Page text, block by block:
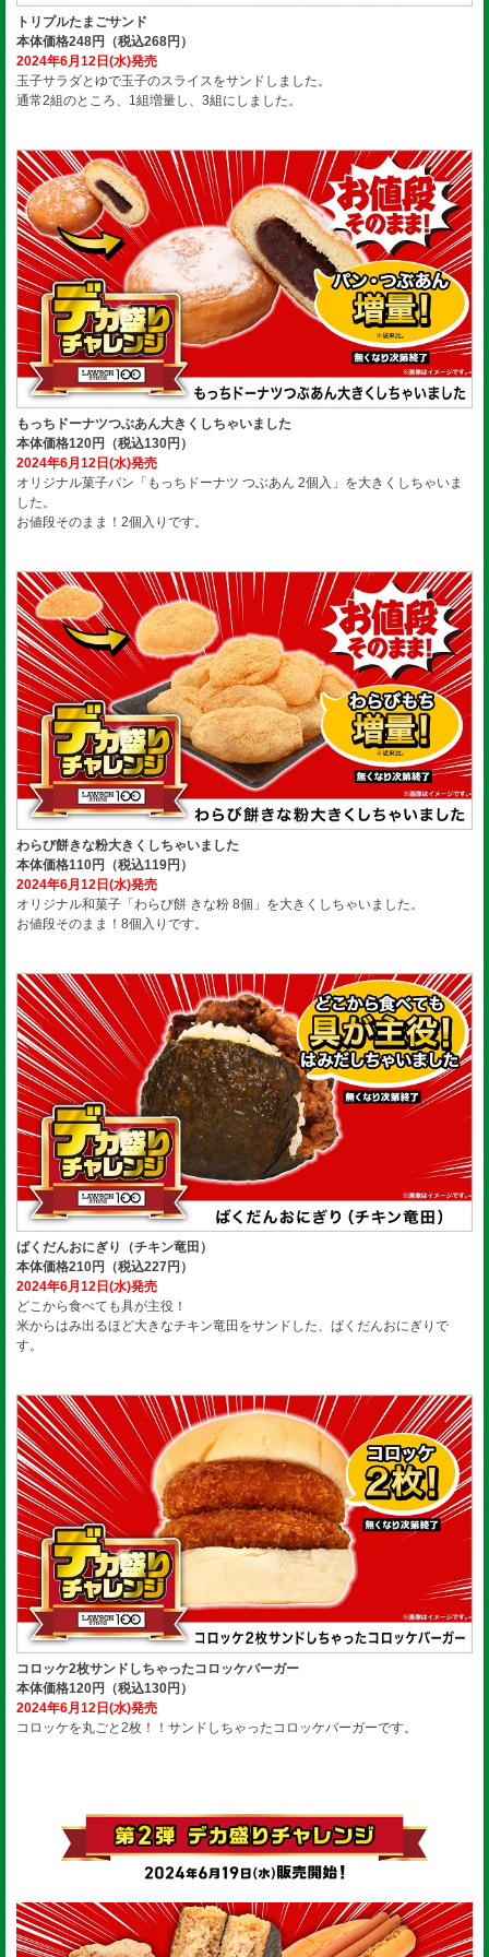
トリプルたまごサンド
本体価格248円（税込268円）
2024年6月12日(水)発売
玉子サラダとゆで玉子のスライスをサンドしました。
通常2組のところ、1組増量し、3組にしました。
もっちドーナツつぶあん大きくしちゃいました
本体価格120円（税込130円）
2024年6月12日(水)発売
オリジナル菓子パン「もっちドーナツ つぶあん 2個入」を大きくしちゃいま
した。
お値段そのまま！2個入りです。
わらび餅きな粉大きくしちゃいました
本体価格110円（税込119円）
2024年6月12日(水)発売
オリジナル和菓子「わらび餅 きな粉 8個」を大きくしちゃいました。
お値段そのまま！8個入りです。
ばくだんおにぎり（チキン竜田）
本体価格210円（税込227円）
2024年6月12日(水)発売
どこから食べても具が主役！
米からはみ出るほど大きなチキン竜田をサンドした、ばくだんおにぎりで
す。
コロッケ2枚サンドしちゃったコロッケバーガー
本体価格120円（税込130円）
2024年6月12日(水)発売
コロッケを丸ごと2枚！！サンドしちゃったコロッケバーガーです。